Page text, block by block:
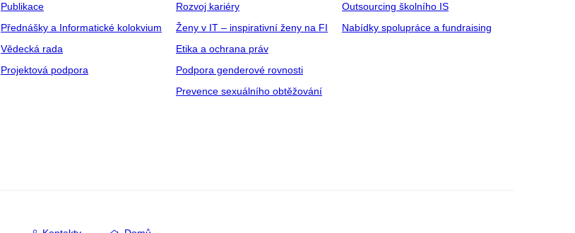
Publikace
Přednášky a Informatické kolokvium
Vědecká rada
Projektová podpora
Rozvoj kariéry
Ženy v IT – inspirativní ženy na FI
Etika a ochrana práv
Podpora genderové rovnosti
Prevence sexuálního obtěžování
Outsourcing školního IS
Nabídky spolupráce a fundraising